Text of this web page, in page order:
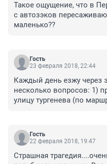
Такое ощущение, что в
с автозэков
маленько??
Гость
23 февраля 2018, 22:44
Каждый день езжу через
несколько вопросов: 1)
улицу тургенева (по
справа от круга, где
требуется -
создана. Это
второстепенке. 2) Какого
Гость
22 февраля 2018, 19:47
Страшная